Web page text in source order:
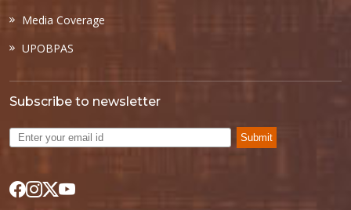
Media Coverage
UPOBPAS
Subscribe to newsletter
Submit